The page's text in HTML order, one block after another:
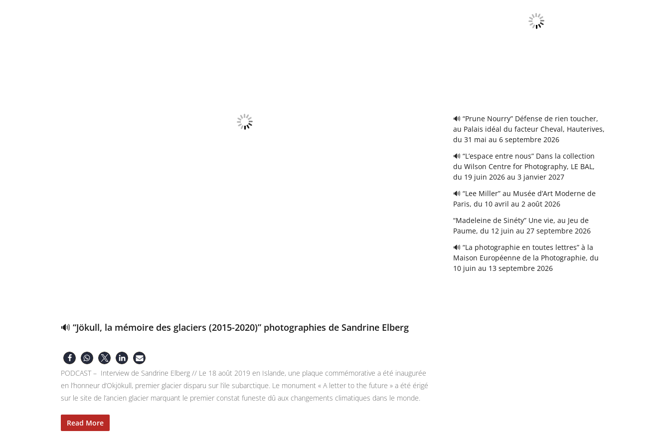
🔊 “Jökull, la mémoire des glaciers (2015-2020)” photographies de Sandrine Elberg
PODCAST – Interview de Sandrine Elberg // Le 18 août 2019 en Islande, une plaque commémorative a été inaugurée
en l’honneur d’Okjökull, premier glacier disparu sur l’ile subarctique. Le monument « A letter to the future » a été érigé
sur le site de l’ancien glacier marquant le premier constat funeste dû aux changements climatiques dans le monde.
Read More
🔊 “Prune Nourry” Défense de rien toucher,
au Palais idéal du facteur Cheval, Hauterives,
du 31 mai au 6 septembre 2026
🔊 “L’espace entre nous” Dans la collection
du Wilson Centre for Photography, LE BAL,
du 19 juin 2026 au 3 janvier 2027
🔊 “Lee Miller” au Musée d’Art Moderne de
Paris, du 10 avril au 2 août 2026
“Madeleine de Sinéty” Une vie, au Jeu de
Paume, du 12 juin au 27 septembre 2026
🔊 “La photographie en toutes lettres” à la
Maison Européenne de la Photographie, du
10 juin au 13 septembre 2026